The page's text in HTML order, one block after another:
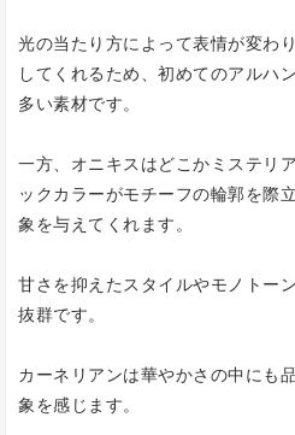
光の当たり方によって表情が変わ
してくれるため、初めてのアルハ
多い素材です。
一方、オニキスはどこかミステリ
ックカラーがモチーフの輪郭を際
象を与えてくれます。
甘さを抑えたスタイルやモノトー
抜群です。
カーネリアンは華やかさの中にも
象を感じます。